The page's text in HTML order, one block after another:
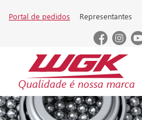
Portal de pedidos Representantes
Qualidade é nossa marca